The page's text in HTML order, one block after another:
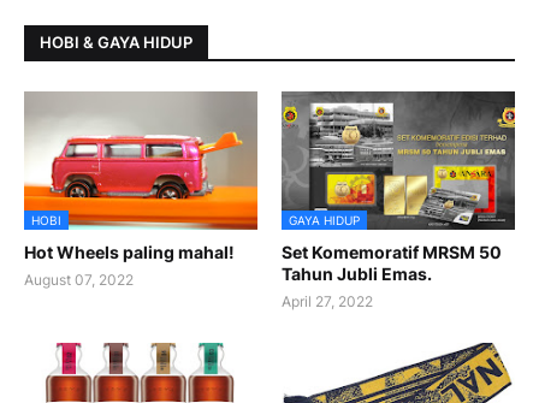
HOBI & GAYA HIDUP
HOBI
Hot Wheels paling mahal!
August 07, 2022
GAYA HIDUP
Set Komemoratif MRSM 50
Tahun Jubli Emas.
April 27, 2022